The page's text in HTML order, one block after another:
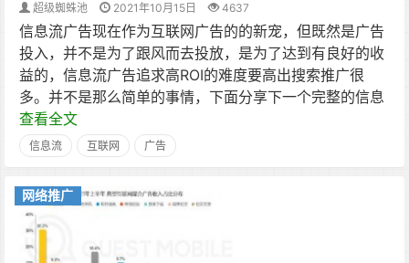
超级蜘蛛池 2021年10月15日 4637
信息流广告现在作为互联网广告的的新宠，但既然是广告
投入，并不是为了跟风而去投放，是为了达到有良好的收
益的，信息流广告追求高ROI的难度要高出搜索推广很
多。并不是那么简单的事情，下面分享下一个完整的信息
查看全文
信息流 互联网 广告
网络推广